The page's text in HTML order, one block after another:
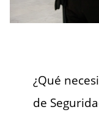
¿Qué
de